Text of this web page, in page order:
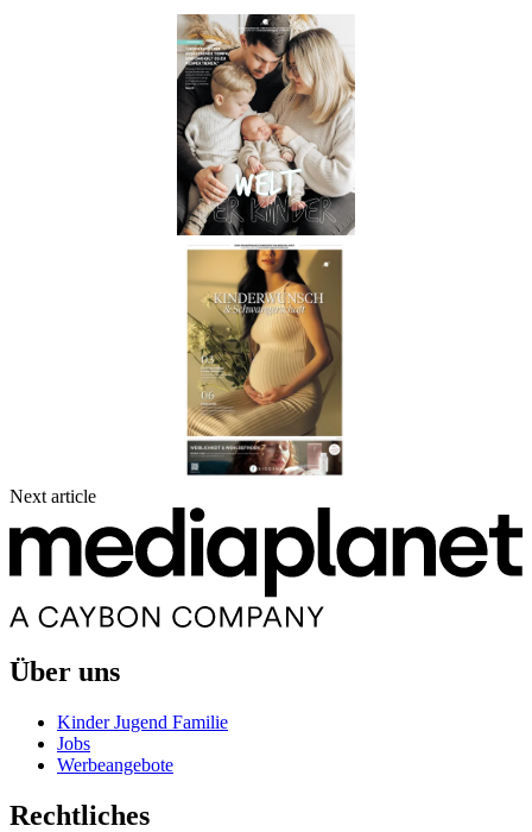
Next article
Über uns
Kinder Jugend Familie
Jobs
Werbeangebote
Rechtliches